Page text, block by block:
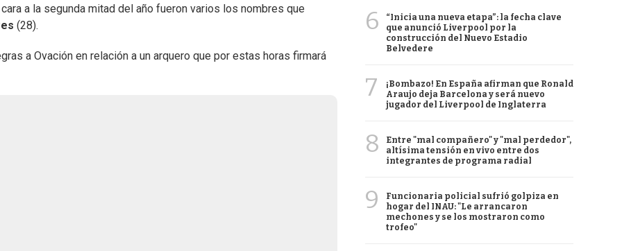
a la segunda mitad del año fueron varios los nombres que
(28).
a Ovación en relación a un arquero que por estas horas firmará
6
“Inicia una nueva etapa”: la fecha clave
que anunció Liverpool por la
construcción del Nuevo Estadio
Belvedere
7
¡Bombazo! En España afirman que Ronald
Araujo deja Barcelona y será nuevo
jugador del Liverpool de Inglaterra
8
Entre "mal compañero" y "mal perdedor",
altísima tensión en vivo entre dos
integrantes de programa radial
9
Funcionaria policial sufrió golpiza en
hogar del INAU: "Le arrancaron
mechones y se los mostraron como
trofeo"